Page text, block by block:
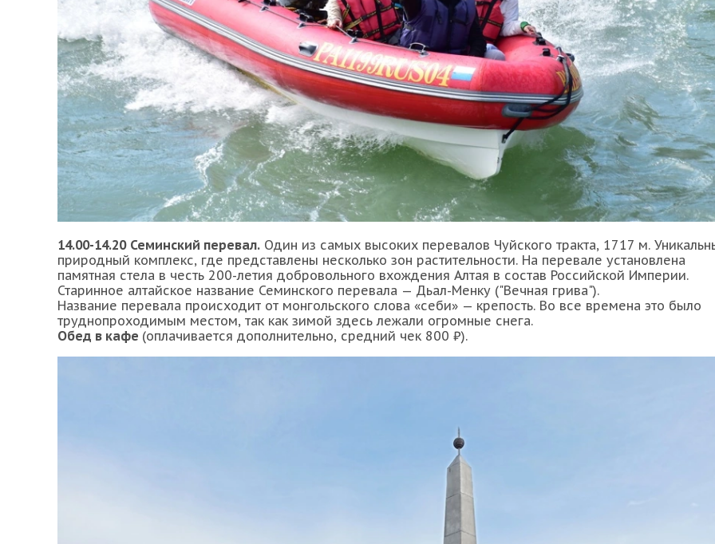
14.00-14.20 Семинский перевал. Один из самых высоких перевалов Чуйского тракта, 1717 м.
природный комплекс, где представлены несколько зон растительности. На перевале установлена
памятная стела в честь 200-летия добровольного вхождения Алтая в состав Российской Империи.
Старинное алтайское название Семинского перевала — Дьал-Менку ("Вечная грива").
Название перевала происходит от монгольского слова «себи» — крепость. Во все времена это было
труднопроходимым местом, так как зимой здесь лежали огромные снега.
Обед в кафе (оплачивается дополнительно, средний чек 800 ₽).